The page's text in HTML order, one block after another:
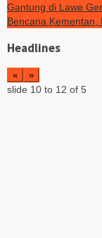
Gantung di Lawe
Bencana Kementan,
Headlines
« »
slide 10 to 12 of 5